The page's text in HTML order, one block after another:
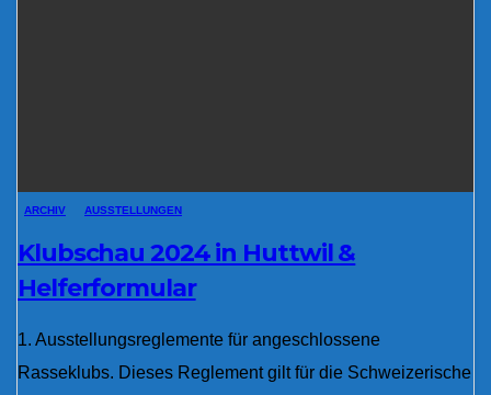
ARCHIV AUSSTELLUNGEN
Klubschau 2024 in Huttwil &
Helferformular
1. Ausstellungsreglemente für angeschlossene
Rasseklubs. Dieses Reglement gilt für die Schweizerische